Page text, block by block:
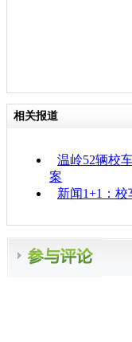
相关报道
温岭52辆校
案
新闻1+1：